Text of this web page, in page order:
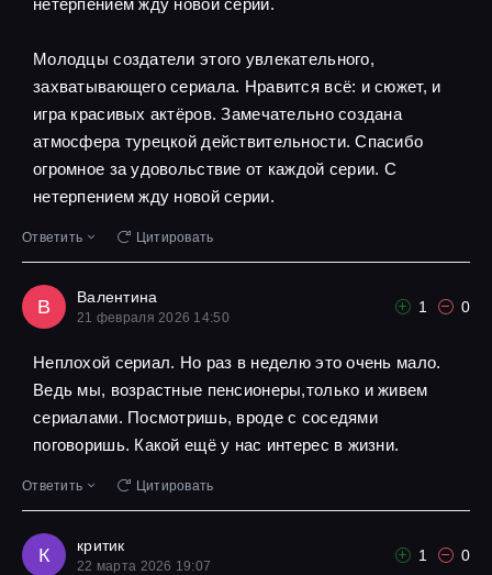
нетерпением жду новой серии.
Молодцы создатели этого увлекательного,
захватывающего сериала. Нравится всё: и сюжет, и
игра красивых актёров. Замечательно создана
атмосфера турецкой действительности. Спасибо
огромное за удовольствие от каждой серии. С
нетерпением жду новой серии.
Ответить Цитировать
В Валентина
21 февраля 2026 14:50
1 0
Неплохой сериал. Но раз в неделю это очень мало.
Ведь мы, возрастные пенсионеры,только и живем
сериалами. Посмотришь, вроде с соседями
поговоришь. Какой ещё у нас интерес в жизни.
Ответить Цитировать
К критик
22 марта 2026 19:07
1 0